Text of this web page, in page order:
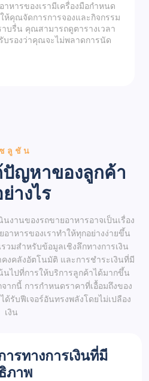
หารของเรามีเครื่องมือกำหนด
ห้คุณจัดการการจองและกิจกรรม
บรื่น คุณสามารถดูตารางเวลา
บรองว่าคุณจะไม่พลาดการนัด
ลูชัน
ญหาของลูกค้า
างไร
งานของรถขายอาหารอาจเป็นเรื่อง
าหารของเราทำให้ทุกอย่างง่ายขึ้น
วมสำหรับข้อมูลเชิงลึกทางการเงิน
งคลังอัตโนมัติ และการชำระเงินที่มี
ไปที่การให้บริการลูกค้าได้มากขึ้น
ากนี้ การกำหนดราคาที่เอื้อมถึงของ
รับฟีเจอร์อันทรงพลังโดยไม่เปลือง
เงิน
ารทางการเงินที่มี
ภาพ